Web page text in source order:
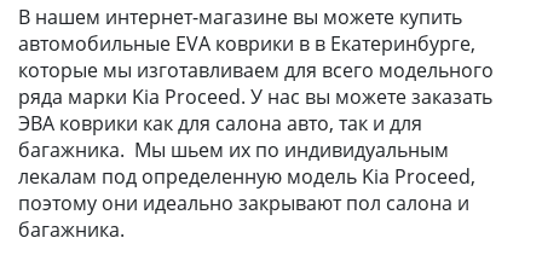
В нашем интернет-магазине вы можете купить
автомобильные EVA коврики в в Екатеринбурге,
которые мы изготавливаем для всего модельного
ряда марки Kia Proceed. У нас вы можете заказать
ЭВА коврики как для салона авто, так и для
багажника. Мы шьем их по индивидуальным
лекалам под определенную модель Kia Proceed,
поэтому они идеально закрывают пол салона и
багажника.